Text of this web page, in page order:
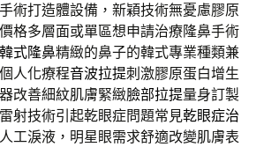
術打造體設備，新穎技術無憂慮膠原
價格多層面或單區想申請治療隆鼻手術
韓式隆鼻精緻的鼻子的韓式專業種類兼
人化療程音波拉提刺激膠原蛋白增生
改善細紋肌膚緊緻臉部拉提量身訂製
射技術引起乾眼症問題常見乾眼症治
工淚液，明星眼需求舒適改變肌膚表